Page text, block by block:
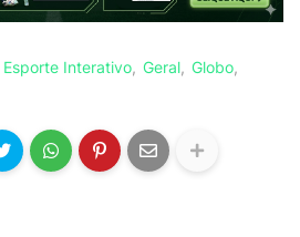
Esporte Interativo Geral Globo